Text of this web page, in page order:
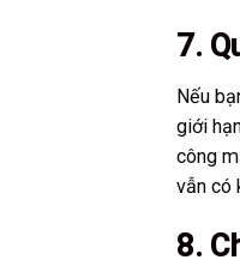
7.
Nếu
giới
công
vẫn có
8.